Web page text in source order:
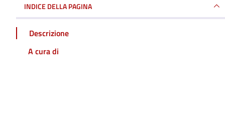
INDICE DELLA PAGINA
Descrizione
A cura di